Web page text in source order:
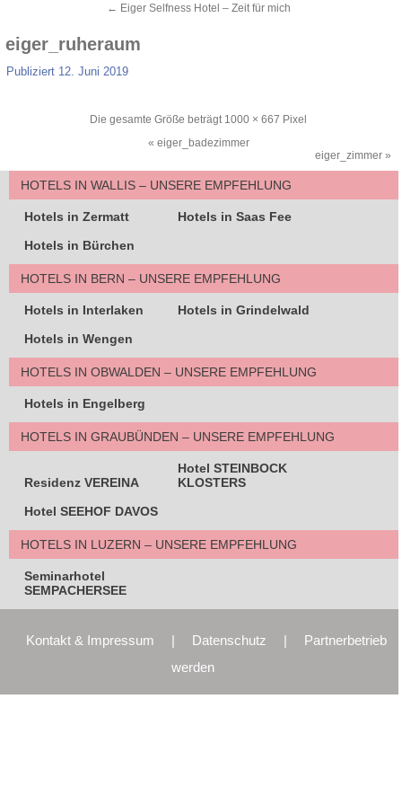
← Eiger Selfness Hotel – Zeit für mich
eiger_ruheraum
Publiziert 12. Juni 2019
Die gesamte Größe beträgt 1000 × 667 Pixel
« eiger_badezimmer
eiger_zimmer »
HOTELS IN WALLIS – UNSERE EMPFEHLUNG
Hotels in Zermatt
Hotels in Saas Fee
Hotels in Bürchen
HOTELS IN BERN – UNSERE EMPFEHLUNG
Hotels in Interlaken
Hotels in Grindelwald
Hotels in Wengen
HOTELS IN OBWALDEN – UNSERE EMPFEHLUNG
Hotels in Engelberg
HOTELS IN GRAUBÜNDEN – UNSERE EMPFEHLUNG
Residenz VEREINA
Hotel STEINBOCK
KLOSTERS
Hotel SEEHOF DAVOS
HOTELS IN LUZERN – UNSERE EMPFEHLUNG
Seminarhotel
SEMPACHERSEE
Kontakt & Impressum | Datenschutz |
Partnerbetrieb
werden